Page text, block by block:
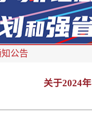
公告
关于2024